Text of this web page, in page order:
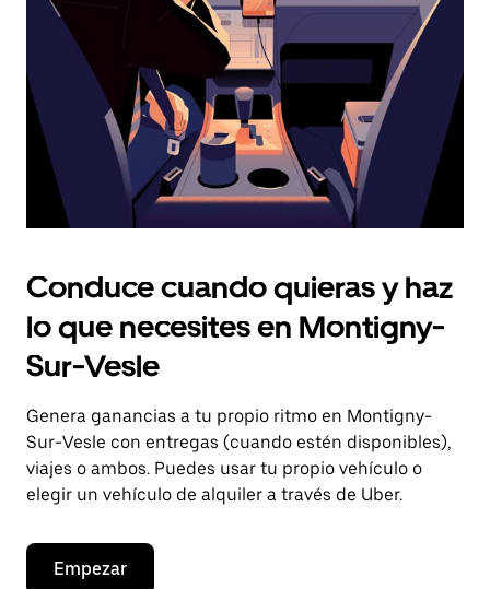
escape
el
calendario.
Conduce cuando quieras y haz
lo que necesites en Montigny-
Sur-Vesle
Genera ganancias a tu propio ritmo en Montigny-
Sur-Vesle con entregas (cuando estén disponibles),
viajes o ambos. Puedes usar tu propio vehículo o
elegir un vehículo de alquiler a través de Uber.
Empezar